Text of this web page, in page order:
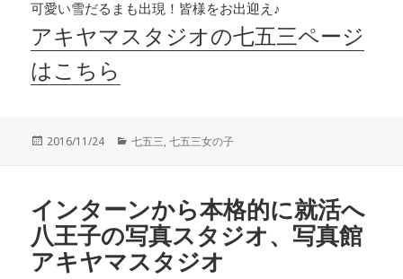
可愛い雪だるまも出現！皆様をお出迎え♪
アキヤマスタジオの七五三ページ
はこちら
投
2016/11/24
カ
ー
七五三,七五三女の子
インターンから本格的に就活へ
八王子の写真スタジオ、写真館
アキヤマスタジオ